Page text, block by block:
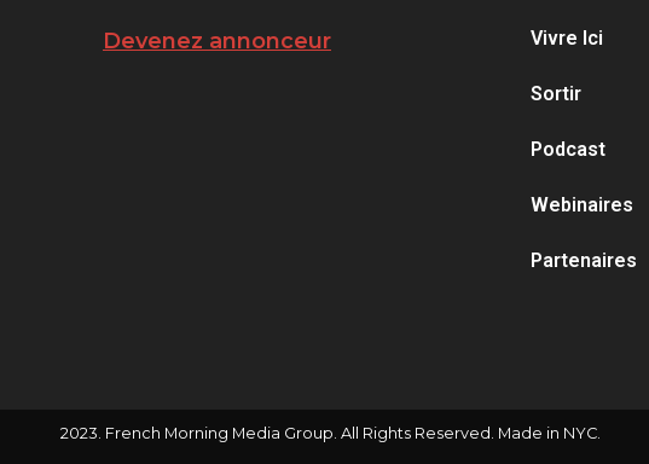
Devenez annonceur Vivre Ici
Sortir
Podcast
Webinaires
Partenaires
2023. French Morning Media Group. All Rights Reserved. Made in NYC.